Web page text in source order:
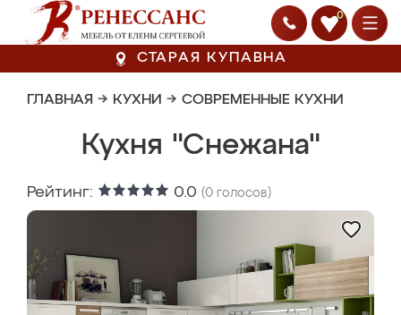
0
СТАРАЯ КУПАВНА
ГЛАВНАЯ → КУХНИ → СОВРЕМЕННЫЕ КУХНИ
Кухня "Снежана"
Рейтинг: 0.0 (0 голосов)